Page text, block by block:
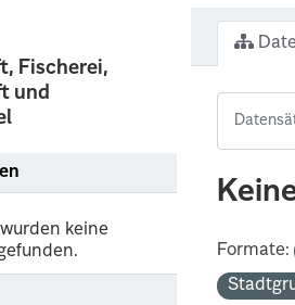
Fischerei,
und
keine
Formate: